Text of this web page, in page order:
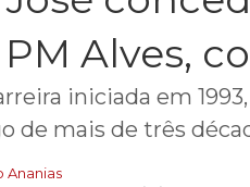
PM Alves,
iniciada em
de mais de três
Ananias